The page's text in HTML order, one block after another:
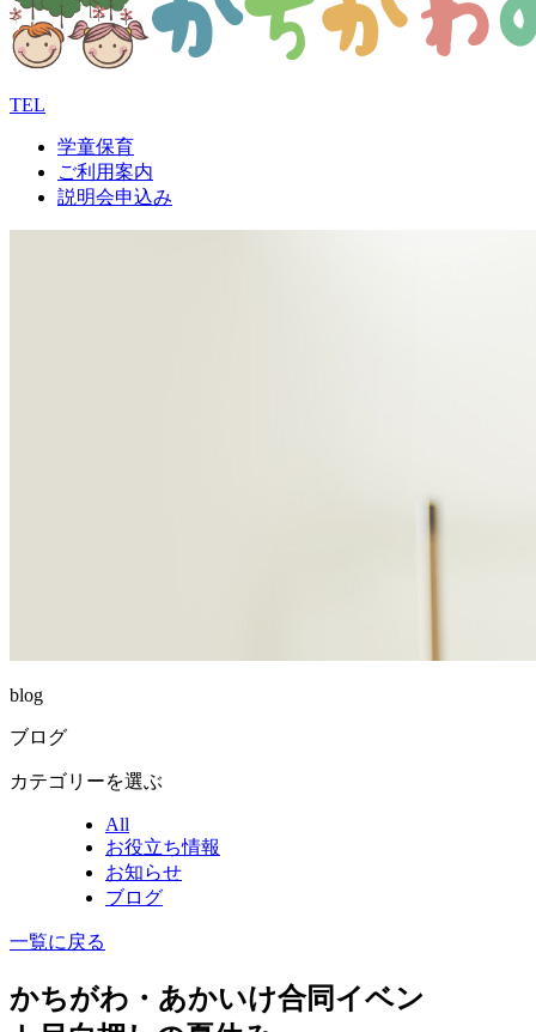
TEL
学童保育
ご利用案内
説明会申込み
blog
ブログ
カテゴリーを選ぶ
All
お役立ち情報
お知らせ
ブログ
一覧に戻る
かちがわ・あかいけ合同イベン